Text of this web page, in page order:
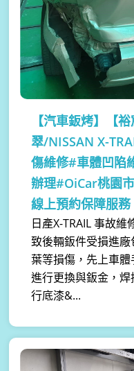
【汽車鈑烤】
【
翠/NISSAN X-
傷維修#車體凹陷
辦理#OiCar桃園
線上預約保障服務
日產X-TRAIL 事故
致後輛鈑件受損進
葉等損傷，先上車
進行更換與鈑金，
行底漆&...